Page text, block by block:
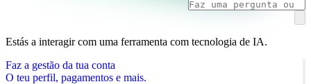
Estás a interagir com uma ferramenta com tecnologia de IA.
Faz a gestão da tua conta
O teu perfil, pagamentos e mais.